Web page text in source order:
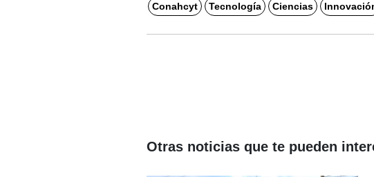
Conahcyt Tecnología Ciencias
Otras noticias que te pueden